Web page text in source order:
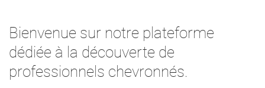
Bienvenue sur notre plateforme
dédiée à la découverte de
professionnels chevronnés.